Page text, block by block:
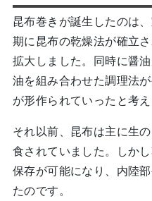
昆布巻きが誕生したのは
期に昆布の乾燥法が確立
拡大しました。同時に醤
油を組み合わせた調理法
が形作られていったと考え
それ以前、昆布は主に生
食されていました。しか
保存が可能になり、内陸
たのです。